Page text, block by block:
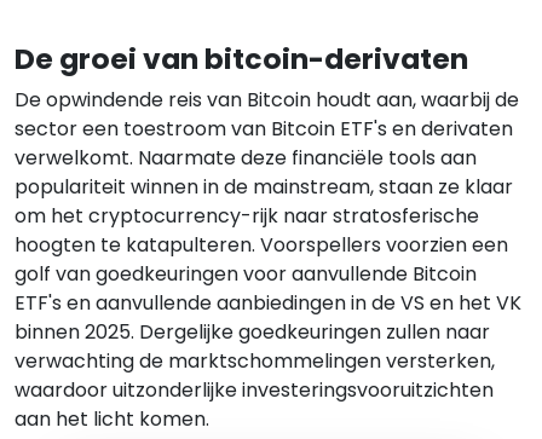
De groei van bitcoin-derivaten
De opwindende reis van Bitcoin houdt aan, waarbij de
sector een toestroom van Bitcoin ETF's en derivaten
verwelkomt. Naarmate deze financiële tools aan
populariteit winnen in de mainstream, staan ze klaar
om het cryptocurrency-rijk naar stratosferische
hoogten te katapulteren. Voorspellers voorzien een
golf van goedkeuringen voor aanvullende Bitcoin
ETF's en aanvullende aanbiedingen in de VS en het VK
binnen 2025. Dergelijke goedkeuringen zullen naar
verwachting de marktschommelingen versterken,
waardoor uitzonderlijke investeringsvooruitzichten
aan het licht komen.